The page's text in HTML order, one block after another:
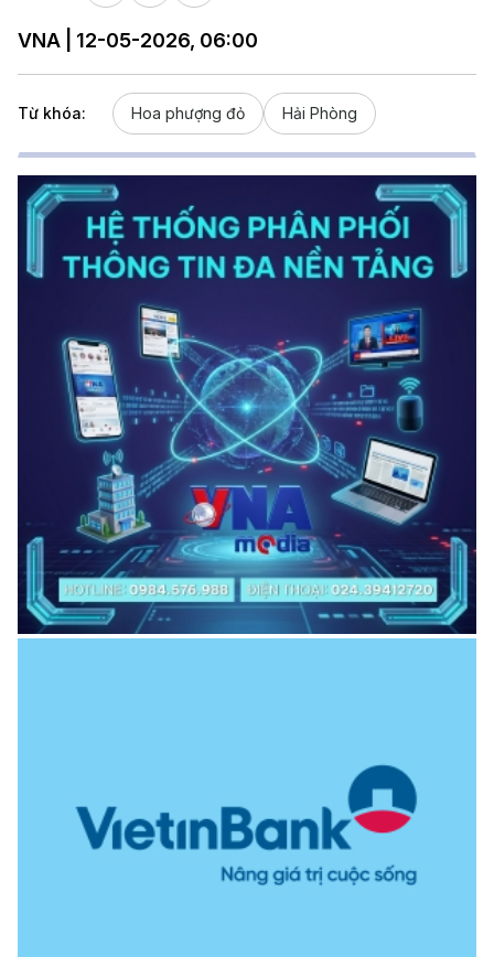
VNA | 12-05-2026, 06:00
Từ khóa: Hoa phượng đỏ Hải Phòng